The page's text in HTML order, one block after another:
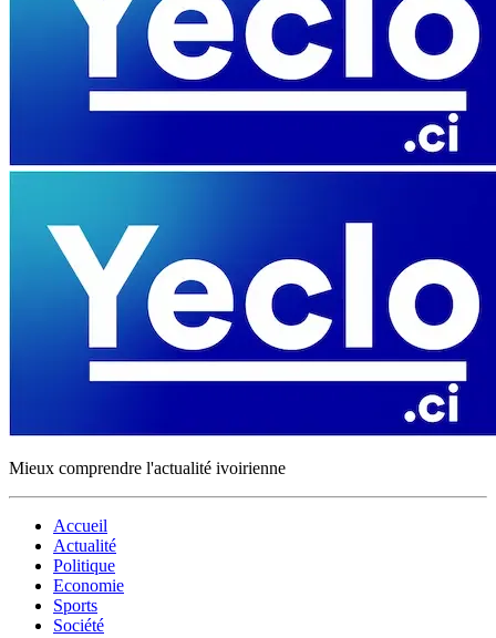
Mieux comprendre l'actualité ivoirienne
Accueil
Actualité
Politique
Economie
Sports
Société